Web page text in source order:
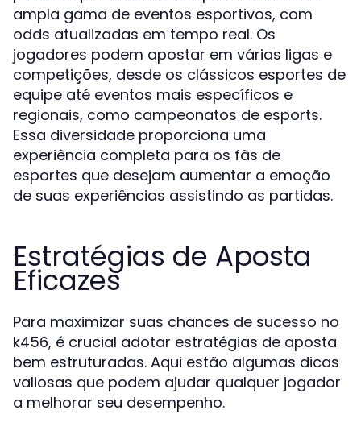
ampla gama de eventos esportivos, com
odds atualizadas em tempo real. Os
jogadores podem apostar em várias ligas e
competições, desde os clássicos esportes de
equipe até eventos mais específicos e
regionais, como campeonatos de esports.
Essa diversidade proporciona uma
experiência completa para os fãs de
esportes que desejam aumentar a emoção
de suas experiências assistindo as partidas.
Estratégias de Aposta
Eficazes
Para maximizar suas chances de sucesso no
k456, é crucial adotar estratégias de aposta
bem estruturadas. Aqui estão algumas dicas
valiosas que podem ajudar qualquer jogador
a melhorar seu desempenho.